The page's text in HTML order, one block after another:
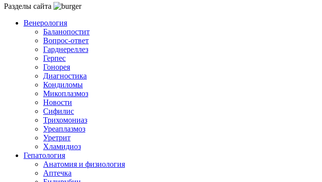
Разделы сайта
Венерология
Баланопостит
Вопрос-ответ
Гарднереллез
Герпес
Гонорея
Диагностика
Кондиломы
Микоплазмоз
Новости
Сифилис
Трихомониаз
Уреаплазмоз
Уретрит
Хламидиоз
Гепатология
Анатомия и физиология
Аптечка